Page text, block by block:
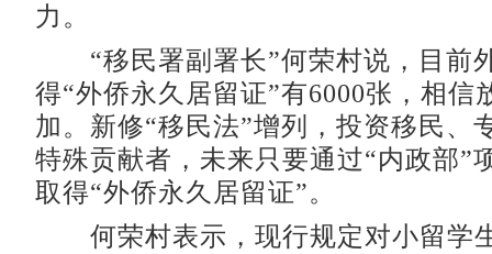
力。
“移民署副署长”何荣村说，目前
得“外侨永久居留证”有6000张，相信
加。新修“移民法”增列，投资移民、
特殊贡献者，未来只要通过“内政部”
取得“外侨永久居留证”。
何荣村表示，现行规定对小留学